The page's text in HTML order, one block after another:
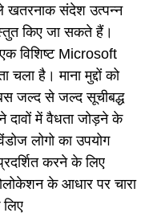
खतरनाक संदेश उत्पन्न
किए जा सकते हैं।
विशिष्ट Microsoft
है। माना मुद्दों को
जल्द से जल्द सूचीबद्ध
दावों में वैधता जोड़ने के
लोगो का उपयोग
करने के लिए
के आधार पर चारा